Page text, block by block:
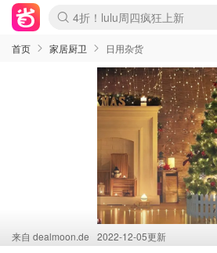
Boticinal 夏促开抢！
4折！lulu周四疯狂上新
还没结束！&OtherStories大促
Joybuy变相75折 随时失效
速领！Stanley独家85折
疑似霸哥！Camper额外叠85折
Zalando 奥莱闪促！每日更新
Moncler反季囤！5折起+叠9折
Coach Brooklyn仅€192
首页 家居厨卫 日用杂货
来自 dealmoon.de 2022-12-05更新